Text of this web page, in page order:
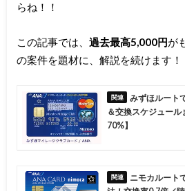
らね！！
この記事では、 過去最高5,000円が
の案件を題材に、解説を続けます！
みずほルート
＆交換スケジュー
70%】
ニモカルート